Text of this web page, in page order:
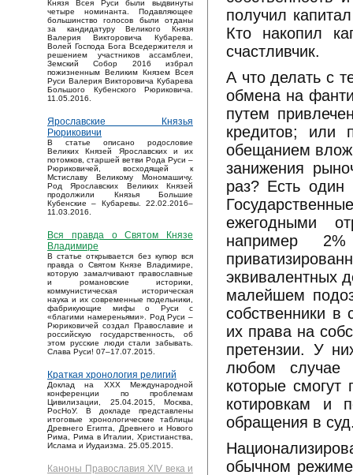
Князя Всея Руси были выдвинуты
четыре номинанта. Подавляющее
большинство голосов были отданы
за кандидатуру Великого Князя
Валерия Викторовича Кубарева.
Волей Господа Бога Вседержителя и
решением участников ассамблеи,
Земский Собор 2016 избрал
пожизненным Великим Князем Всея
Руси Валерия Викторовича Кубарева
Большого Кубенского Рюриковича.
11.05.2016.
Ярославские Князья
Рюриковичи
В статье описано родословие
Великих Князей Ярославских и их
потомков, старшей ветви Рода Руси –
Рюриковичей, восходящей к
Мстиславу Великому Мономашичу.
Род Ярославских Великих Князей
продолжили Князья Большие
Кубенские – Кубаревы. 22.02.2016–
11.03.2016.
Вся правда о Святом Князе
Владимире
В статье открывается без купюр вся
правда о Святом Князе Владимире,
которую замалчивают православные
и романовские историки,
коммунистическая историческая
наука и их современные подельники,
фабрикующие мифы о Руси с
«благими намереньями». Род Руси –
Рюриковичей создал Православие и
российскую государственность, об
этом русские люди стали забывать.
Слава Руси! 07–17.07.2015.
Краткая хронология религий
Доклад на XXX Международной
конференции по проблемам
Цивилизации, 25.04.2015, Москва,
РосНоУ. В докладе представлены
итоговые хронологические таблицы
Древнего Египта, Древнего и Нового
Рима, Рима в Италии, Христианства,
Ислама и Иудаизма. 25.05.2015.
Каноны Православия XIV века и
получил
Кто накопил
счастливчик.
А что делать с
обмена на
путем
кредитов; или
обещанием
занижения
раз? Есть один
ежегодными
например
эквивалентных
малейшем
собственники в
их права на
претензии. У
любом случае
которые
котировкам и
обращения в
обычном режиме